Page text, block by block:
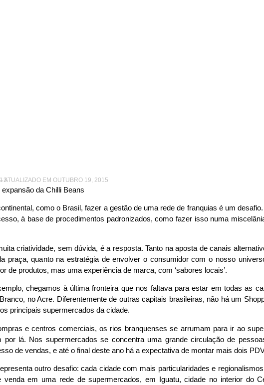
– ATUALIZADO EM OUTUBRO 19, 2015
da Chilli Beans
como o Brasil, fazer a gestão de uma rede de franquias é um
à base de procedimentos padronizados, como fazer isso numa
criatividade, sem dúvida, é a resposta. Tanto na aposta de canais
praça, quanto na estratégia de envolver o consumidor com o nosso
de produtos, mas uma experiência de marca, com ‘sabores locais’.
chegamos à última fronteira que nos faltava para estar em todas as
no Acre. Diferentemente de outras capitais brasileiras, não há um
principais supermercados da cidade.
e centros comerciais, os rios branquenses se arrumam para ir ao
por lá. Nos supermercados se concentra uma grande circulação de
de vendas, e até o final deste ano há a expectativa de montar mais dois
outro desafio: cada cidade com mais particularidades e
venda em uma rede de supermercados, em Iguatu, cidade no interior do